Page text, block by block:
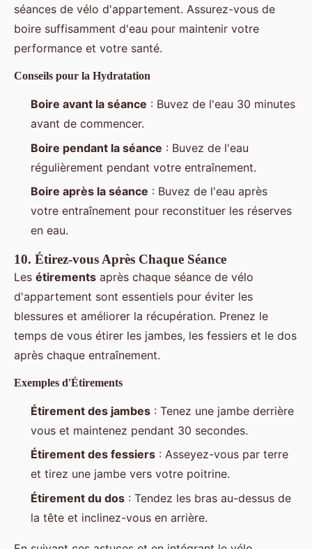
séances de vélo d'appartement. Assurez-vous de
boire suffisamment d'eau pour maintenir votre
performance et votre santé.
Conseils pour la Hydratation
Boire avant la séance : Buvez de l'eau 30 minutes
avant de commencer.
Boire pendant la séance : Buvez de l'eau
régulièrement pendant votre entraînement.
Boire après la séance : Buvez de l'eau après
votre entraînement pour reconstituer les réserves
en eau.
10. Étirez-vous Après Chaque Séance
Les étirements après chaque séance de vélo
d'appartement sont essentiels pour éviter les
blessures et améliorer la récupération. Prenez le
temps de vous étirer les jambes, les fessiers et le dos
après chaque entraînement.
Exemples d'Étirements
Étirement des jambes : Tenez une jambe derrière
vous et maintenez pendant 30 secondes.
Étirement des fessiers : Asseyez-vous par terre
et tirez une jambe vers votre poitrine.
Étirement du dos : Tendez les bras au-dessus de
la tête et inclinez-vous en arrière.